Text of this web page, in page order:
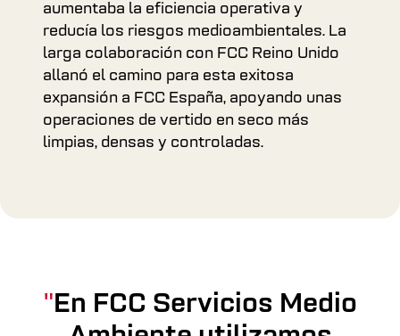
aumentaba la eficiencia operativa y
reducía los riesgos medioambientales. La
larga colaboración con FCC Reino Unido
allanó el camino para esta exitosa
expansión a FCC España, apoyando unas
operaciones de vertido en seco más
limpias, densas y controladas.
En FCC Servicios Medio